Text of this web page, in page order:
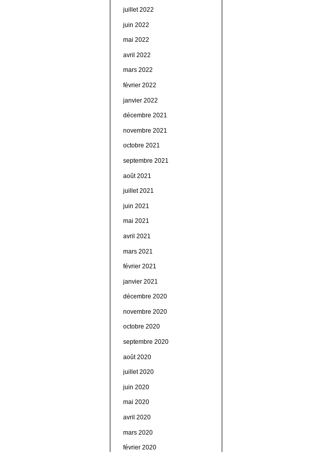
juillet 2022
juin 2022
mai 2022
avril 2022
mars 2022
février 2022
janvier 2022
décembre 2021
novembre 2021
octobre 2021
septembre 2021
août 2021
juillet 2021
juin 2021
mai 2021
avril 2021
mars 2021
février 2021
janvier 2021
décembre 2020
novembre 2020
octobre 2020
septembre 2020
août 2020
juillet 2020
juin 2020
mai 2020
avril 2020
mars 2020
février 2020